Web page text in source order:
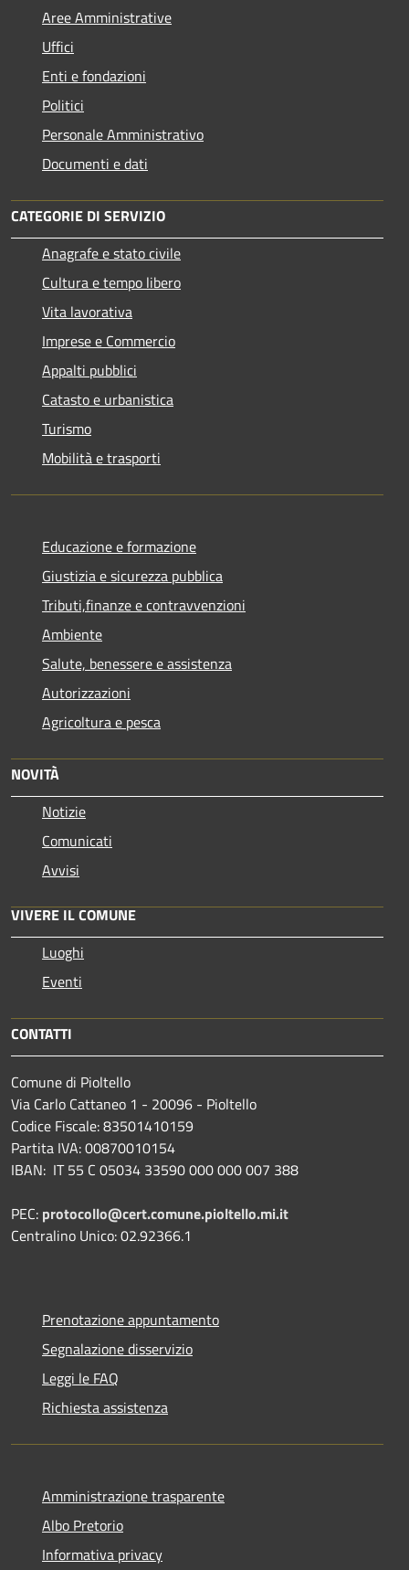
Aree Amministrative
Uffici
Enti e fondazioni
Politici
Personale Amministrativo
Documenti e dati
CATEGORIE DI SERVIZIO
Anagrafe e stato civile
Cultura e tempo libero
Vita lavorativa
Imprese e Commercio
Appalti pubblici
Catasto e urbanistica
Turismo
Mobilità e trasporti
Educazione e formazione
Giustizia e sicurezza pubblica
Tributi,finanze e contravvenzioni
Ambiente
Salute, benessere e assistenza
Autorizzazioni
Agricoltura e pesca
NOVITÀ
Notizie
Comunicati
Avvisi
VIVERE IL COMUNE
Luoghi
Eventi
CONTATTI
Comune di Pioltello
Via Carlo Cattaneo 1 - 20096 - Pioltello
Codice Fiscale: 83501410159
Partita IVA: 00870010154
IBAN: IT 55 C 05034 33590 000 000 007 388
PEC: protocollo@cert.comune.pioltello.mi.it
Centralino Unico: 02.92366.1
Prenotazione appuntamento
Segnalazione disservizio
Leggi le FAQ
Richiesta assistenza
Amministrazione trasparente
Albo Pretorio
Informativa privacy